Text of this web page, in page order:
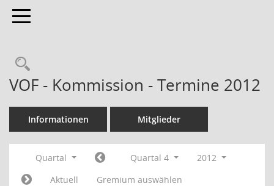
Toggle navigation
Rechercheauswahl
VOF - Kommission - Termine 2012
Informationen Mitglieder
Quartal Quartal 4
2012
Aktuell
Gremium auswählen